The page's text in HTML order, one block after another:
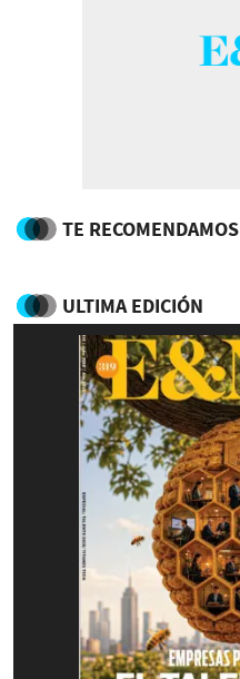
TE RECOMENDAMOS
ULTIMA EDICIÓN